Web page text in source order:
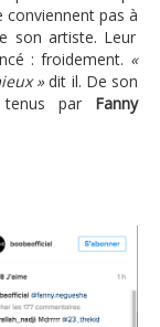
conviennent pas à
son artiste. Leur
: froidement. «
»dit il. De son
par Fanny